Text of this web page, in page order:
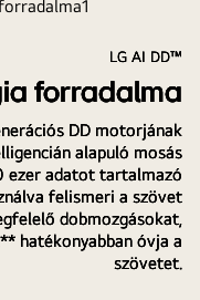
LG AI DD™
forradalma
DD motorjának
alapuló mosás
ezer adatot tartalmazó
felismeri a szövet
dobmozgásokat,
hatékonyabban óvja a
szövetet.